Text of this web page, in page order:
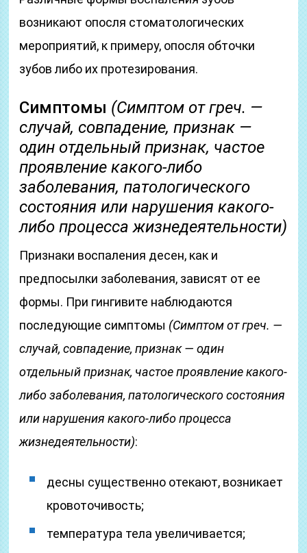
возникают опосля стоматологических
мероприятий, к примеру, опосля обточки
зубов либо их протезирования.
Симптомы (Симптом от греч. —
случай, совпадение, признак —
один отдельный признак, частое
проявление какого-либо
заболевания, патологического
состояния или нарушения какого-
либо процесса жизнедеятельности)
Признаки воспаления десен, как и
предпосылки заболевания, зависят от ее
формы. При гингивите наблюдаются
последующие симптомы (Симптом от греч. —
случай, совпадение, признак — один
отдельный признак, частое проявление какого-
либо заболевания, патологического состояния
или нарушения какого-либо процесса
жизнедеятельности):
десны существенно отекают, возникает
кровоточивость;
температура тела увеличивается;